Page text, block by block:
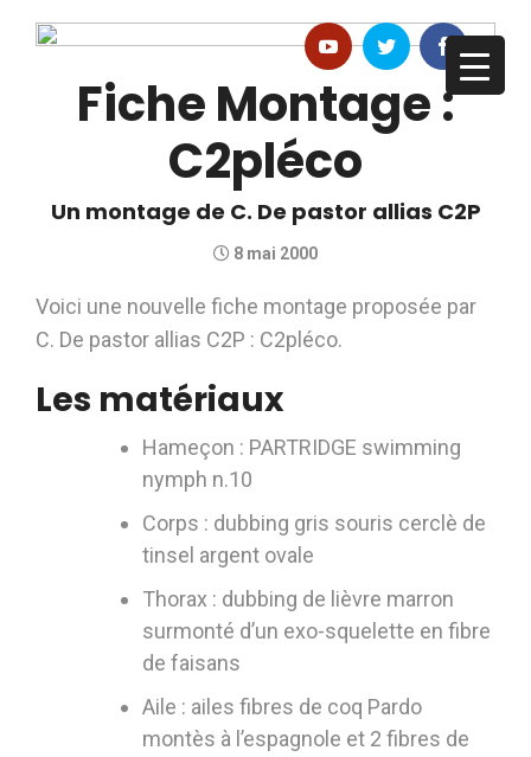
Fiche Montage :
C2pléco
Un montage de C. De pastor allias C2P
8 mai 2000
Voici une nouvelle fiche montage proposée par
C. De pastor allias C2P : C2pléco.
Les matériaux
Hameçon : PARTRIDGE swimming
nymph n.10
Corps : dubbing gris souris cerclè de
tinsel argent ovale
Thorax : dubbing de lièvre marron
surmonté d’un exo-squelette en fibre
de faisans
Aile : ailes fibres de coq Pardo
montès à l’espagnole et 2 fibres de